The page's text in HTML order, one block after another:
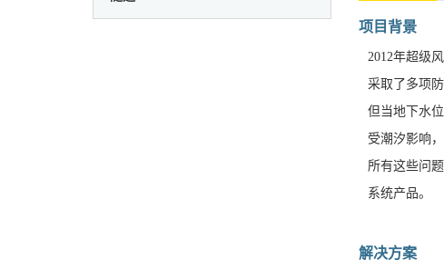
项目背景
2012年超级
采取了多项
但当地下水
受潮汐影响
所有这些问
系统产品。
解决方案